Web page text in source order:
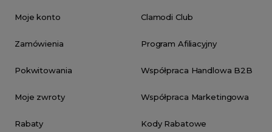
Moje konto
Zamówienia
Pokwitowania
Moje zwroty
Rabaty
Clamodi Club
Program Afiliacyjny
Współpraca Handlowa B2B
Współpraca Marketingowa
Kody Rabatowe